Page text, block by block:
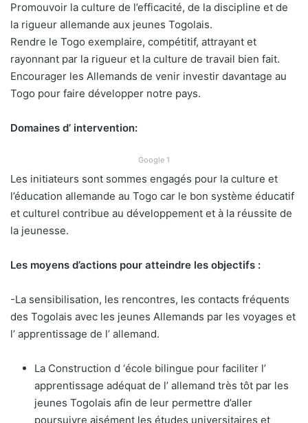
Promouvoir la culture de l’efficacité, de la discipline et de
la rigueur allemande aux jeunes Togolais.
Rendre le Togo exemplaire, compétitif, attrayant et
rayonnant par la rigueur et la culture de travail bien fait.
Encourager les Allemands de venir investir davantage au
Togo pour faire développer notre pays.
Domaines d’ intervention:
Google 1
Les initiateurs sont sommes engagés pour la culture et
l’éducation allemande au Togo car le bon système éducatif
et culturel contribue au développement et à la réussite de
la jeunesse.
Les moyens d’actions pour atteindre les objectifs :
-La sensibilisation, les rencontres, les contacts fréquents
des Togolais avec les jeunes Allemands par les voyages et
l’ apprentissage de l’ allemand.
La Construction d ‘école bilingue pour faciliter l’
apprentissage adéquat de l’ allemand très tôt par les
jeunes Togolais afin de leur permettre d’aller
poursuivre aisément les études universitaires et